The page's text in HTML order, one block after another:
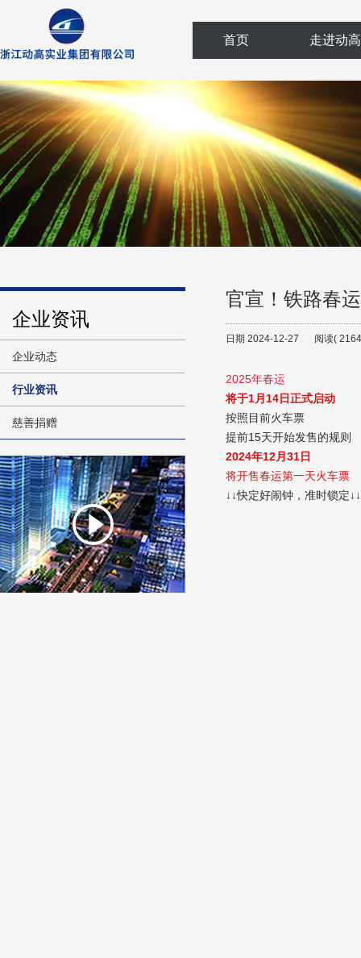
首页 走进动高
企业资讯
企业动态
行业资讯
慈善捐赠
官宣！铁路春
日期 2024-12-27 阅读(
2025年春运
将于1月14日正式启动
按照目前火车票
提前15天开始发售的规则
2024年12月31日
将开售春运第一天火车票
↓↓快定好闹钟，准时锁定↓↓